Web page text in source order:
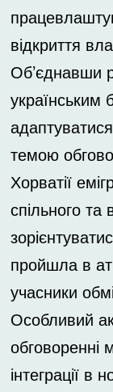
відкриття
Об’єднавши
українським
темою
Хорватії
спільного та
пройшла в
учасники
Особливий
обговоренні
інтеграції в